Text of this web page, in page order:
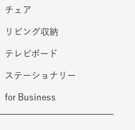
チェア
リビング収納
テレビボード
ステーショナリー
for Business